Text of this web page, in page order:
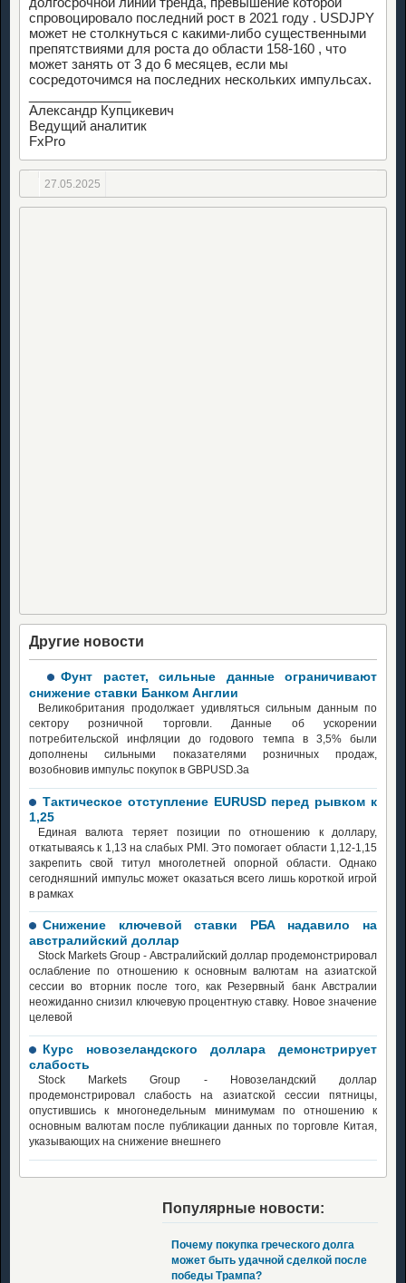
спровоцировало последний рост в 2021 году . USDJPY
может не столкнуться с какими-либо существенными
препятствиями для роста до области 158-160 , что
может занять от 3 до 6 месяцев, если мы
сосредоточимся на последних нескольких импульсах.
Александр Купцикевич
Ведущий аналитик
FxPro
27.05.2025
Другие новости
Фунт растет, сильные данные ограничивают
снижение ставки Банком Англии
Великобритания продолжает удивляться сильным данным по
сектору розничной торговли. Данные об ускорении
потребительской инфляции до годового темпа в 3,5% были
дополнены сильными показателями розничных продаж,
возобновив импульс покупок в GBPUSD.За
Тактическое отступление EURUSD перед рывком к
1,25
Единая валюта теряет позиции по отношению к доллару,
откатываясь к 1,13 на слабых PMI. Это помогает области 1,12-1,15
закрепить свой титул многолетней опорной области. Однако
сегодняшний импульс может оказаться всего лишь короткой игрой
в рамках
Снижение ключевой ставки РБА надавило на
австралийский доллар
Stock Markets Group - Австралийский доллар продемонстрировал
ослабление по отношению к основным валютам на азиатской
сессии во вторник после того, как Резервный банк Австралии
неожиданно снизил ключевую процентную ставку. Новое значение
целевой
Курс новозеландского доллара демонстрирует
слабость
Stock Markets Group - Новозеландский доллар
продемонстрировал слабость на азиатской сессии пятницы,
опустившись к многонедельным минимумам по отношению к
основным валютам после публикации данных по торговле Китая,
указывающих на снижение внешнего
Популярные новости:
Почему покупка греческого долга
может быть удачной сделкой после
победы Трампа?